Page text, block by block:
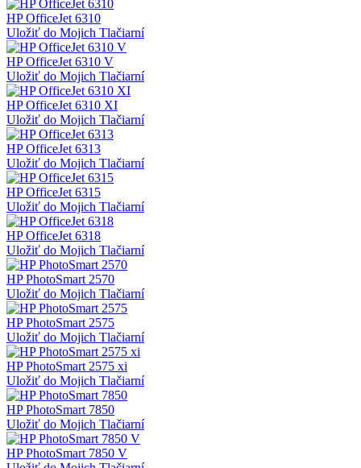
HP OfficeJet 6310
Uložiť do Mojich Tlačiarní
HP OfficeJet 6310 V
Uložiť do Mojich Tlačiarní
HP OfficeJet 6310 XI
Uložiť do Mojich Tlačiarní
HP OfficeJet 6313
Uložiť do Mojich Tlačiarní
HP OfficeJet 6315
Uložiť do Mojich Tlačiarní
HP OfficeJet 6318
Uložiť do Mojich Tlačiarní
HP PhotoSmart 2570
Uložiť do Mojich Tlačiarní
HP PhotoSmart 2575
Uložiť do Mojich Tlačiarní
HP PhotoSmart 2575 xi
Uložiť do Mojich Tlačiarní
HP PhotoSmart 7850
Uložiť do Mojich Tlačiarní
HP PhotoSmart 7850 V